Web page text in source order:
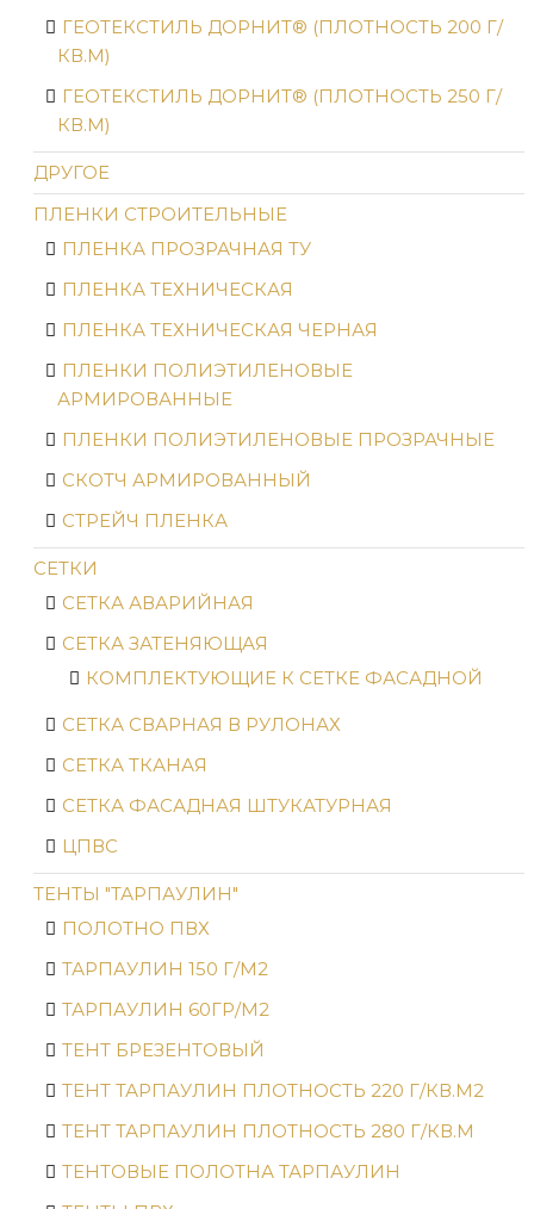
ГЕОТЕКСТИЛЬ ДОРНИТ® (ПЛОТНОСТЬ 200 Г/
КВ.М)
ГЕОТЕКСТИЛЬ ДОРНИТ® (ПЛОТНОСТЬ 250 Г/
КВ.М)
ДРУГОЕ
ПЛЕНКИ СТРОИТЕЛЬНЫЕ
ПЛЕНКА ПРОЗРАЧНАЯ ТУ
ПЛЕНКА ТЕХНИЧЕСКАЯ
ПЛЕНКА ТЕХНИЧЕСКАЯ ЧЕРНАЯ
ПЛЕНКИ ПОЛИЭТИЛЕНОВЫЕ
АРМИРОВАННЫЕ
ПЛЕНКИ ПОЛИЭТИЛЕНОВЫЕ ПРОЗРАЧНЫЕ
СКОТЧ АРМИРОВАННЫЙ
СТРЕЙЧ ПЛЕНКА
СЕТКИ
СЕТКА АВАРИЙНАЯ
СЕТКА ЗАТЕНЯЮЩАЯ
КОМПЛЕКТУЮЩИЕ К СЕТКЕ ФАСАДНОЙ
СЕТКА СВАРНАЯ В РУЛОНАХ
СЕТКА ТКАНАЯ
СЕТКА ФАСАДНАЯ ШТУКАТУРНАЯ
ЦПВС
ТЕНТЫ "ТАРПАУЛИН"
ПОЛОТНО ПВХ
ТАРПАУЛИН 150 Г/М2
ТАРПАУЛИН 60ГР/М2
ТЕНТ БРЕЗЕНТОВЫЙ
ТЕНТ ТАРПАУЛИН ПЛОТНОСТЬ 220 Г/КВ.М2
ТЕНТ ТАРПАУЛИН ПЛОТНОСТЬ 280 Г/КВ.М
ТЕНТОВЫЕ ПОЛОТНА ТАРПАУЛИН